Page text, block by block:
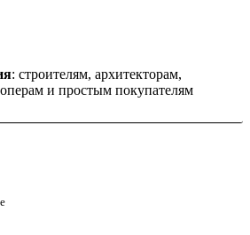
: строителям, архитекторам,
и простым покупателям